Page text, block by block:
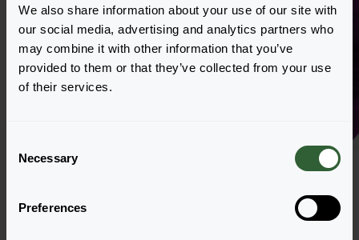
We also share information about your use of our site with
our social media, advertising and analytics partners who
may combine it with other information that you’ve
provided to them or that they’ve collected from your use
of their services.
Necessary
Preferences
Viola cornuta Viola cornuta